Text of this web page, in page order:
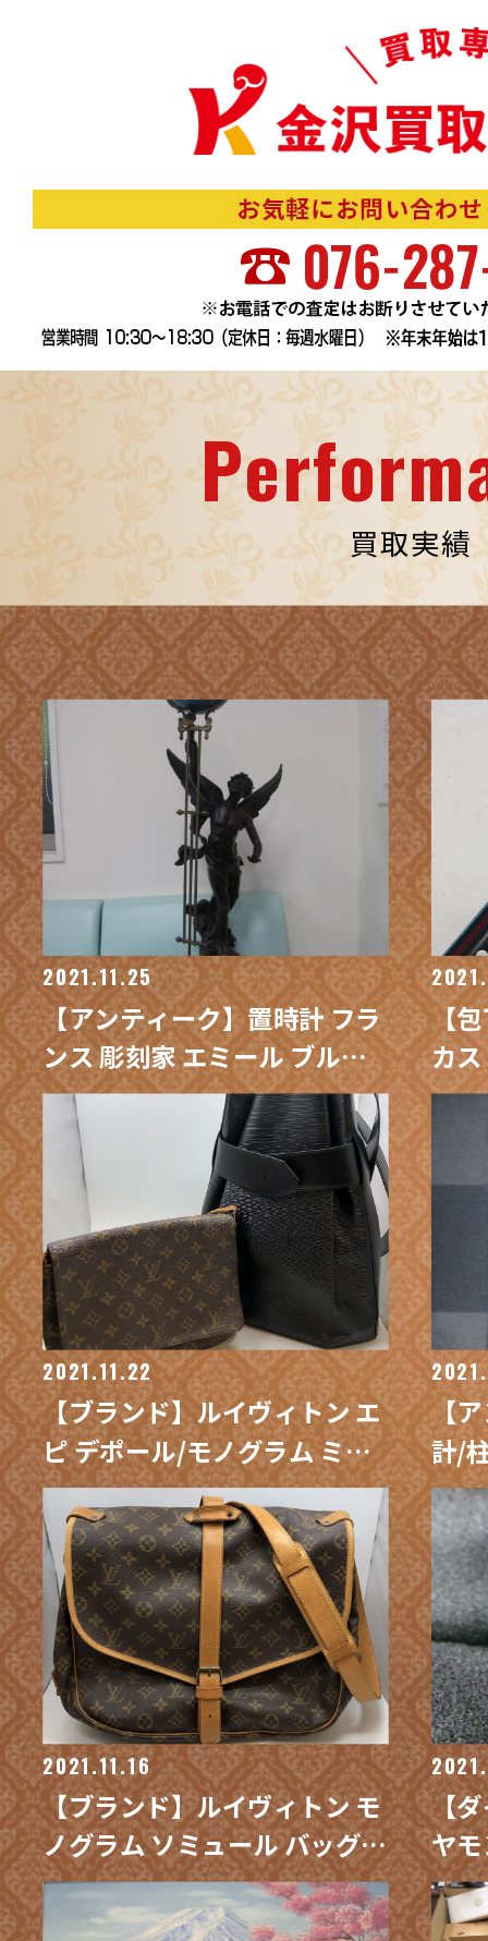
買取実績
2021.11.25
【アンティーク】置時計 フラ
ンス 彫刻家 エミール ブルシ
ョン ブロンズ像 買取 / 買取専
門 金沢買取プラザ
【
カ
買
2021.11.22
【ブランド】ルイヴィトン エ
ピ デポール/モノグラム ミュ
ゼットタンゴ バッグ 買取 / 買
取専門 金沢買取プラザ
【
計/
ク
門
2021.11.16
【ブランド】ルイヴィトン モ
ノグラム ソミュール バッグ
買取 / 買取専門 金沢買取プラ
ザ
【
ヤ
取 /